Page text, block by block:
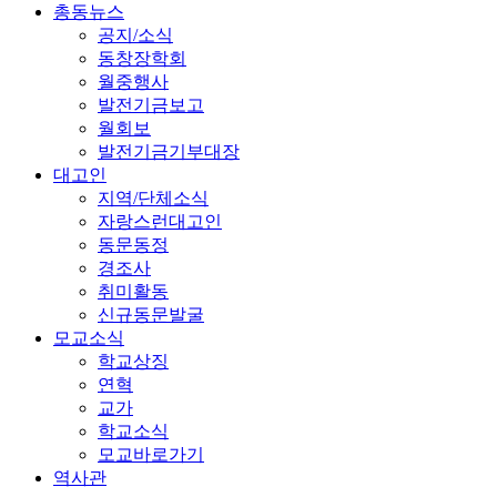
총동뉴스
공지/소식
동창장학회
월중행사
발전기금보고
월회보
발전기금기부대장
대고인
지역/단체소식
자랑스런대고인
동문동정
경조사
취미활동
신규동문발굴
모교소식
학교상징
연혁
교가
학교소식
모교바로가기
역사관